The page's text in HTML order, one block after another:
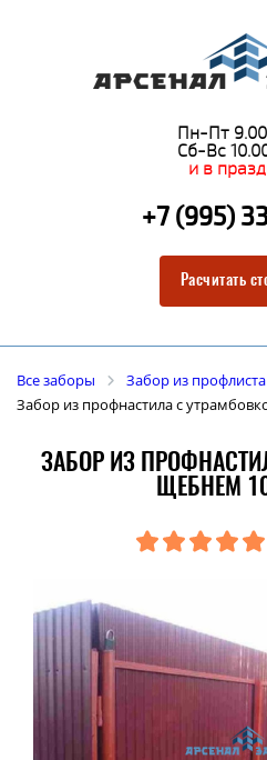
Пн-Пт
Сб-Вс
и в
+7 (995)
Расчитать
Все заборы
Забор из профлиста
Забор из профнастила с
ЗАБОР ИЗ
ЩЕБНЕМ